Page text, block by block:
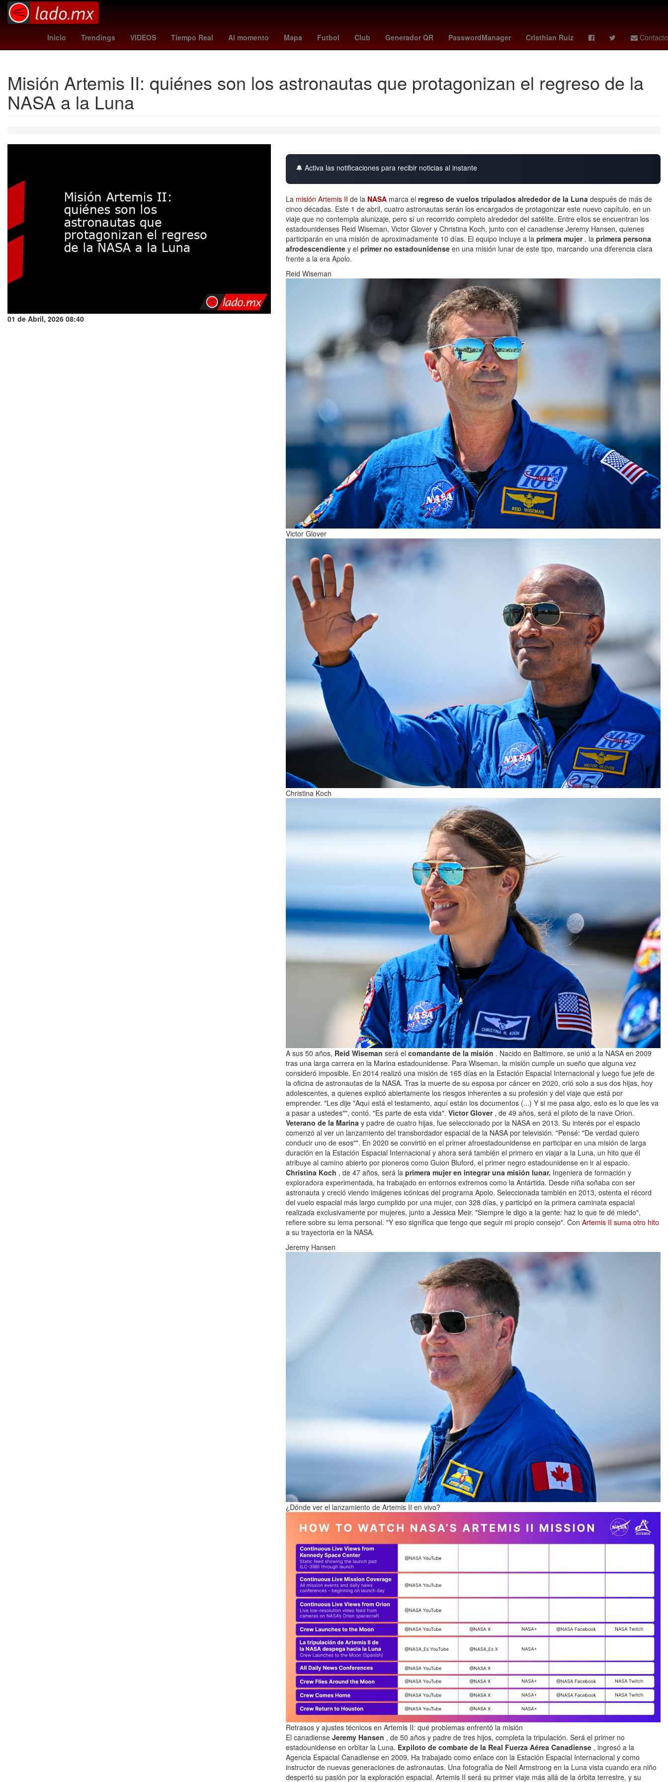
Inicio Trendings VIDEOS Tiempo Real Al momento Mapa Futbol Club Generador QR PasswordManager Cristhian Ruiz Contacto
Gales Atlante Fútbol Club turquía - españa christopher reeve Capital Humano nicholas hoult loteria del crimen escena post créditos superman kate beckinsale jump blackpink
Misión Artemis II: quiénes son los astronautas que protagonizan el regreso de la
NASA a la Luna
01 de Abril, 2026 08:40
🔔 Activa las notificaciones para recibir noticias al instante
La misión Artemis II de la NASA marca el regreso de vuelos tripulados alrededor de la Luna después de más de
cinco décadas. Este 1 de abril, cuatro astronautas serán los encargados de protagonizar este nuevo capítulo, en un
viaje que no contempla alunizaje, pero sí un recorrido completo alrededor del satélite. Entre ellos se encuentran los
estadounidenses Reid Wiseman, Victor Glover y Christina Koch, junto con el canadiense Jeremy Hansen, quienes
participarán en una misión de aproximadamente 10 días. El equipo incluye a la primera mujer, la primera persona
afrodescendiente y el primer no estadounidense en una misión lunar de este tipo, marcando una diferencia clara
frente a la era Apolo.
Reid Wiseman
Victor Glover
Christina Koch
A sus 50 años, Reid Wiseman será el comandante de la misión . Nacido en Baltimore, se unió a la NASA en 2009
tras una larga carrera en la Marina estadounidense. Para Wiseman, la misión cumple un sueño que alguna vez
consideró imposible. En 2014 realizó una misión de 165 días en la Estación Espacial Internacional y luego fue jefe de
la oficina de astronautas de la NASA. Tras la muerte de su esposa por cáncer en 2020, crió solo a sus dos hijas, hoy
adolescentes, a quienes explicó abiertamente los riesgos inherentes a su profesión y del viaje que está por
emprender. "Les dije "Aquí está el testamento, aquí están los documentos (...) Y si me pasa algo, esto es lo que les va
a pasar a ustedes"", contó. "Es parte de esta vida". Victor Glover, de 49 años, será el piloto de la nave Orion.
Veterano de la Marina y padre de cuatro hijas, fue seleccionado por la NASA en 2013. Su interés por el espacio
comenzó al ver un lanzamiento del transbordador espacial de la NASA por televisión. "Pensé: "De verdad quiero
conducir uno de esos"". En 2020 se convirtió en el primer afroestadounidense en participar en una misión de larga
duración en la Estación Espacial Internacional y ahora será también el primero en viajar a la Luna, un hito que él
atribuye al camino abierto por pioneros como Guion Bluford, el primer negro estadounidense en ir al espacio.
Christina Koch , de 47 años, será la primera mujer en integrar una misión lunar. Ingeniera de formación y
exploradora experimentada, ha trabajado en entornos extremos como la Antártida. Desde niña soñaba con ser
astronauta y creció viendo imágenes icónicas del programa Apolo. Seleccionada también en 2013, ostenta el récord
del vuelo espacial más largo cumplido por una mujer, con 328 días, y participó en la primera caminata espacial
realizada exclusivamente por mujeres, junto a Jessica Meir. "Siempre le digo a la gente: haz lo que te dé miedo",
refiere sobre su lema personal. "Y eso significa que tengo que seguir mi propio consejo". Con Artemis II suma otro hito
a su trayectoria en la NASA.
Jeremy Hansen
¿Dónde ver el lanzamiento de Artemis II en vivo?
Retrasos y ajustes técnicos en Artemis II: qué problemas enfrentó la misión
El canadiense Jeremy Hansen , de 50 años y padre de tres hijos, completa la tripulación. Será el primer no
estadounidense en orbitar la Luna. Expiloto de combate de la Real Fuerza Aérea Canadiense , ingresó a la
Agencia Espacial Canadiense en 2009. Ha trabajado como enlace con la Estación Espacial Internacional y como
instructor de nuevas generaciones de astronautas. Una fotografía de Neil Armstrong en la Luna vista cuando era niño
despertó su pasión por la exploración espacial. Artemis II será su primer viaje más allá de la órbita terrestre, y su